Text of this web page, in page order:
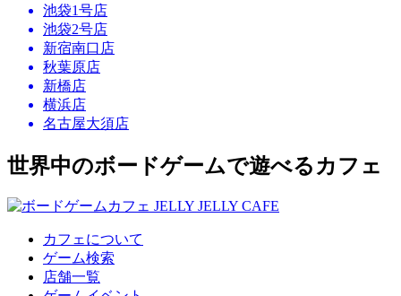
池袋1号店
池袋2号店
新宿南口店
秋葉原店
新橋店
横浜店
名古屋大須店
世界中のボードゲームで遊べるカフェ
カフェについて
ゲーム検索
店舗一覧